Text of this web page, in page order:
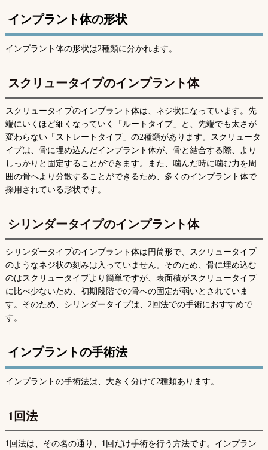
インプラント体の形状
インプラント体の形状は2種類に分かれます。
スクリュータイプのインプラント体
スクリュータイプのインプラント体は、ネジ状になっています。先
端にいくほど細くなっていく「ルートタイプ」と、先端でも太さが
変わらない「ストレートタイプ」の2種類があります。スクリュータ
イプは、骨に埋め込んだインプラント体が、骨と結合する際、より
しっかりと固定することができます。また、噛んだ時に噛む力を周
囲の骨へより分散することができるため、多くのインプラント体で
採用されている形状です。
シリンダータイプのインプラント体
シリンダータイプのインプラント体は円筒形で、スクリュータイプ
のようなネジ状の刻みは入っていません。そのため、骨に埋め込む
のはスクリュータイプより簡単ですが、表面積がスクリュータイプ
に比べ少ないため、初期段階での骨への固定が弱いとされていま
す。そのため、シリンダータイプは、2回法での手術におすすめで
す。
インプラントの手術法
インプラントの手術法は、大きく分けて2種類あります。
1回法
1回法は、その名の通り、1回だけ手術を行う方法です。インプラン